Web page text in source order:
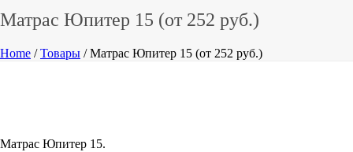
Матрас Юпитер 15 (от 252 руб.)
Home /Товары / Матрас Юпитер 15 (от 252 руб.)
Матрас Юпитер 15.